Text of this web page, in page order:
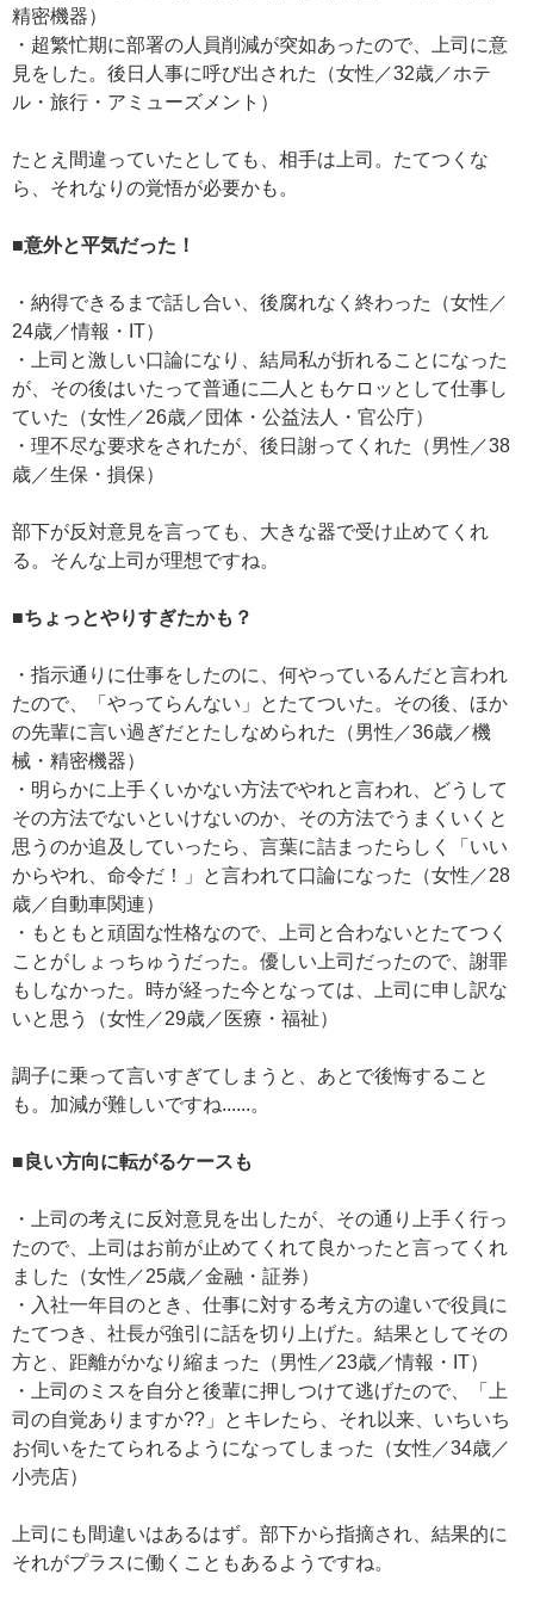
精密機器）
・超繁忙期に部署の人員削減が突如あったので、上司に意
見をした。後日人事に呼び出された（女性／32歳／ホテ
ル・旅行・アミューズメント）
たとえ間違っていたとしても、相手は上司。たてつくな
ら、それなりの覚悟が必要かも。
■意外と平気だった！
・納得できるまで話し合い、後腐れなく終わった（女性／
24歳／情報・IT）
・上司と激しい口論になり、結局私が折れることになった
が、その後はいたって普通に二人ともケロッとして仕事し
ていた（女性／26歳／団体・公益法人・官公庁）
・理不尽な要求をされたが、後日謝ってくれた（男性／38
歳／生保・損保）
部下が反対意見を言っても、大きな器で受け止めてくれ
る。そんな上司が理想ですね。
■ちょっとやりすぎたかも？
・指示通りに仕事をしたのに、何やっているんだと言われ
たので、「やってらんない」とたてついた。その後、ほか
の先輩に言い過ぎだとたしなめられた（男性／36歳／機
械・精密機器）
・明らかに上手くいかない方法でやれと言われ、どうして
その方法でないといけないのか、その方法でうまくいくと
思うのか追及していったら、言葉に詰まったらしく「いい
からやれ、命令だ！」と言われて口論になった（女性／28
歳／自動車関連）
・もともと頑固な性格なので、上司と合わないとたてつく
ことがしょっちゅうだった。優しい上司だったので、謝罪
もしなかった。時が経った今となっては、上司に申し訳な
いと思う（女性／29歳／医療・福祉）
調子に乗って言いすぎてしまうと、あとで後悔すること
も。加減が難しいですね......。
■良い方向に転がるケースも
・上司の考えに反対意見を出したが、その通り上手く行っ
たので、上司はお前が止めてくれて良かったと言ってくれ
ました（女性／25歳／金融・証券）
・入社一年目のとき、仕事に対する考え方の違いで役員に
たてつき、社長が強引に話を切り上げた。結果としてその
方と、距離がかなり縮まった（男性／23歳／情報・IT）
・上司のミスを自分と後輩に押しつけて逃げたので、「上
司の自覚ありますか??」とキレたら、それ以来、いちいち
お伺いをたてられるようになってしまった（女性／34歳／
小売店）
上司にも間違いはあるはず。部下から指摘され、結果的に
それがプラスに働くこともあるようですね。